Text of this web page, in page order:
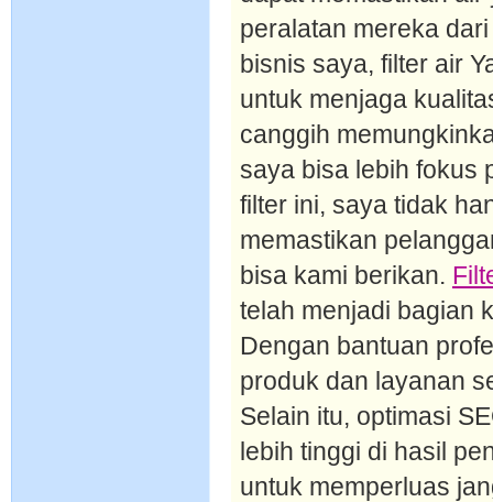
peralatan mereka
bisnis saya, filter air
untuk menjaga
canggih
saya bisa lebih fokus
filter ini, saya tidak
memastikan
bisa kami berikan.
telah menjadi bagian
Dengan bantuan
produk dan layanan
Selain itu, optimasi
lebih tinggi di hasil
untuk memperluas